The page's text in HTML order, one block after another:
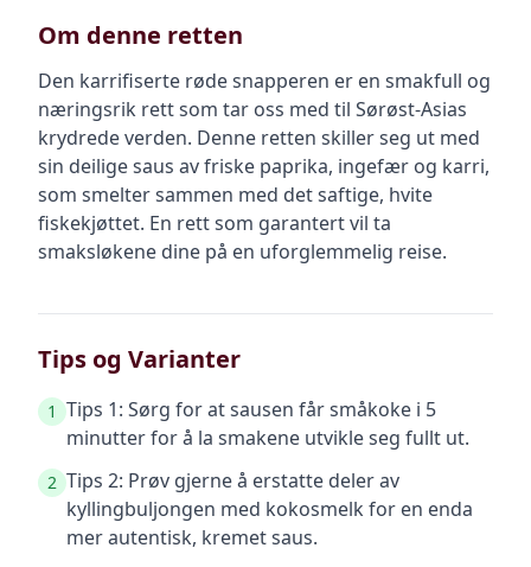
Om denne retten
Den karrifiserte røde snapperen er en smakfull og
næringsrik rett som tar oss med til Sørøst-Asias
krydrede verden. Denne retten skiller seg ut med
sin deilige saus av friske paprika, ingefær og karri,
som smelter sammen med det saftige, hvite
fiskekjøttet. En rett som garantert vil ta
smaksløkene dine på en uforglemmelig reise.
Tips og Varianter
1 Tips 1: Sørg for at sausen får småkoke i 5
minutter for å la smakene utvikle seg fullt ut.
2 Tips 2: Prøv gjerne å erstatte deler av
kyllingbuljongen med kokosmelk for en enda
mer autentisk, kremet saus.